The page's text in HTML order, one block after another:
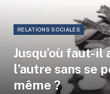
RELATIONS SOCIALES
Jusqu’où faut-
l’autre sans se
même ?